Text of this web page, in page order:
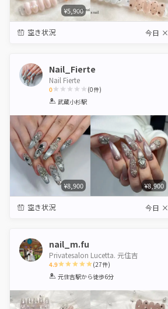
¥5,900
空き状況 今日 ×
Nail_Fierte
Nail Fierte
0
1 2 3 4 5
(0件)
武蔵小杉駅
¥8,900 ¥8,900
空き状況 今日 ×
nail_m.fu
Privatesalon Lucetta. 元住吉
4.9
1 2 3 4 5
(27件)
元住吉駅から徒歩6分